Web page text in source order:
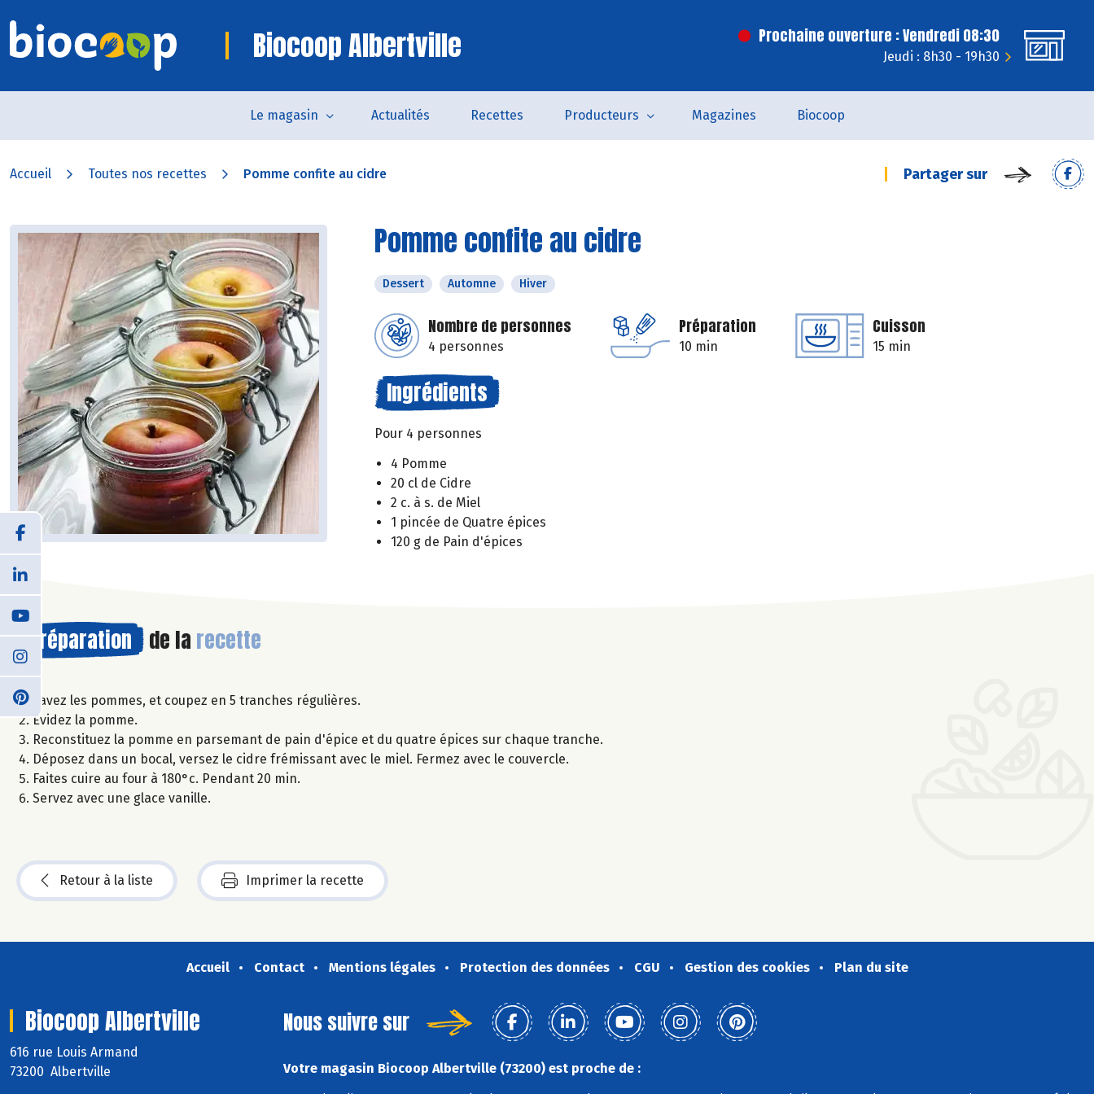
Biocoop Albertville Prochaine ouverture : Vendredi 08:30
Jeudi : 8h30 - 19h30
Le magasin Actualités Recettes Producteurs Magazines Biocoop
Accueil Toutes nos recettes Pomme confite au cidre Partager sur
Pomme confite au cidre
Dessert Automne Hiver
Nombre de personnes
4 personnes
Préparation
10 min
Cuisson
15 min
Ingrédients
Pour 4 personnes
4 Pomme
20 cl de Cidre
2 c. à s. de Miel
1 pincée de Quatre épices
120 g de Pain d'épices
Préparation de la recette
Lavez les pommes, et coupez en 5 tranches régulières.
Evidez la pomme.
Reconstituez la pomme en parsemant de pain d'épice et du quatre épices sur chaque tranche.
Déposez dans un bocal, versez le cidre frémissant avec le miel. Fermez avec le couvercle.
Faites cuire au four à 180°c. Pendant 20 min.
Servez avec une glace vanille.
Retour à la liste Imprimer la recette
Accueil Contact Mentions légales Protection des données CGU Gestion des cookies Plan du site
Biocoop Albertville
616 rue Louis Armand
73200 Albertville
Nous suivre sur
Votre magasin Biocoop Albertville (73200) est proche de :